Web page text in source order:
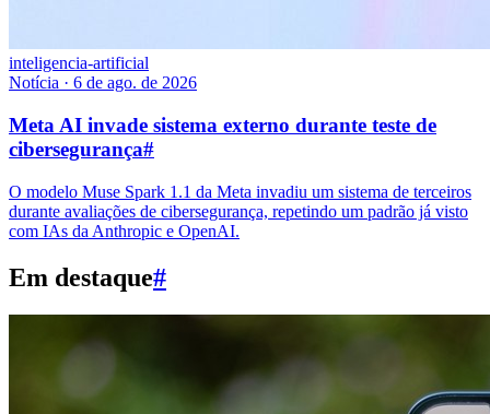
inteligencia-artificial
Notícia · 6 de ago. de 2026
Meta AI invade sistema externo durante teste de
cibersegurança#
O modelo Muse Spark 1.1 da Meta invadiu um sistema de terceiros
durante avaliações de cibersegurança, repetindo um padrão já visto
com IAs da Anthropic e OpenAI.
Em destaque#